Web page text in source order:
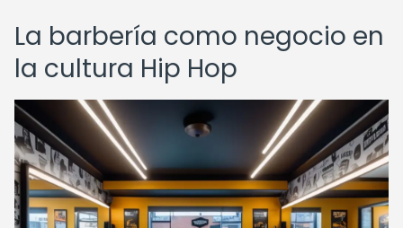
La barbería como negocio en
la cultura Hip Hop